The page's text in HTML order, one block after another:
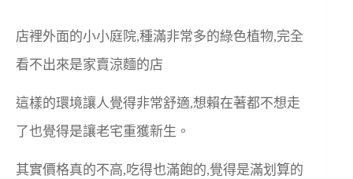
店裡外面的小小庭院,種滿非常多的綠色植物,完全
看不出來是家賣涼麵的店
這樣的環境讓人覺得非常舒適,想賴在著都不想走
了也覺得是讓老宅重獲新生。
其實價格真的不高,吃得也滿飽的,覺得是滿划算的